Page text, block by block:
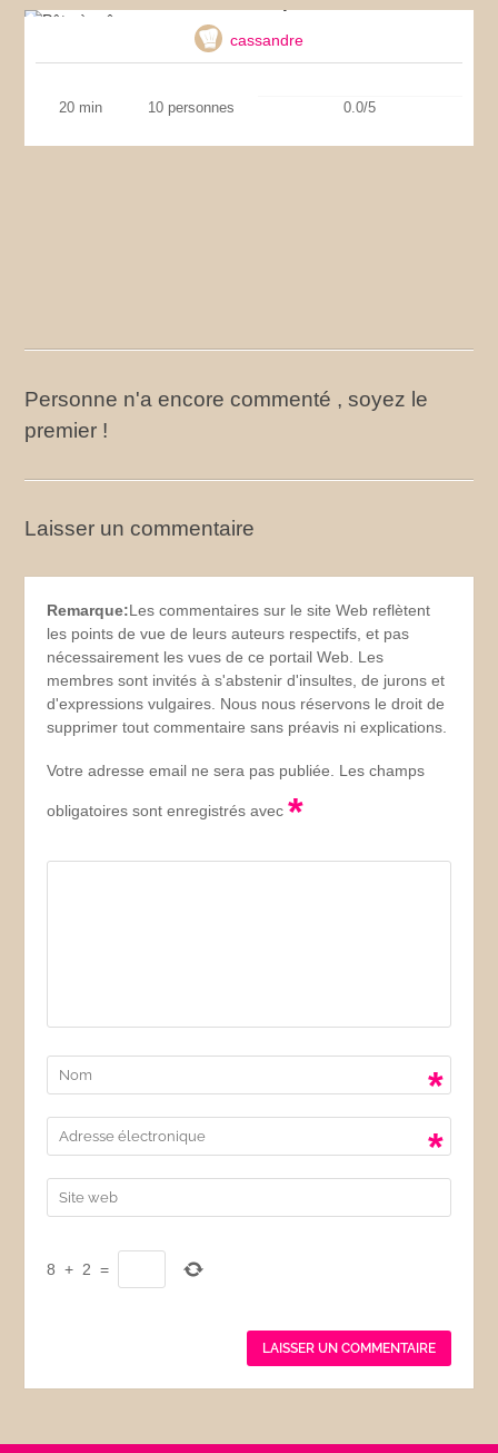
cassandre
20 min 10 personnes 0.0/5
Personne n'a encore commenté , soyez le
premier !
Laisser un commentaire
Remarque:Les commentaires sur le site Web reflètent
les points de vue de leurs auteurs respectifs, et pas
nécessairement les vues de ce portail Web. Les
membres sont invités à s'abstenir d'insultes, de jurons et
d'expressions vulgaires. Nous nous réservons le droit de
supprimer tout commentaire sans préavis ni explications.
Votre adresse email ne sera pas publiée. Les champs
obligatoires sont enregistrés avec*
*
*
8 + 2 =